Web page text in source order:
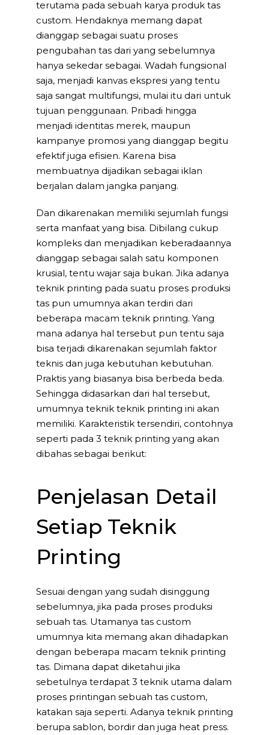
terutama pada sebuah karya produk tas
custom. Hendaknya memang dapat
dianggap sebagai suatu proses
pengubahan tas dari yang sebelumnya
hanya sekedar sebagai. Wadah fungsional
saja, menjadi kanvas ekspresi yang tentu
saja sangat multifungsi, mulai itu dari untuk
tujuan penggunaan. Pribadi hingga
menjadi identitas merek, maupun
kampanye promosi yang dianggap begitu
efektif juga efisien. Karena bisa
membuatnya dijadikan sebagai iklan
berjalan dalam jangka panjang.
Dan dikarenakan memiliki sejumlah fungsi
serta manfaat yang bisa. Dibilang cukup
kompleks dan menjadikan keberadaannya
dianggap sebagai salah satu komponen
krusial, tentu wajar saja bukan. Jika adanya
teknik printing pada suatu proses produksi
tas pun umumnya akan terdiri dari
beberapa macam teknik printing. Yang
mana adanya hal tersebut pun tentu saja
bisa terjadi dikarenakan sejumlah faktor
teknis dan juga kebutuhan kebutuhan.
Praktis yang biasanya bisa berbeda beda.
Sehingga didasarkan dari hal tersebut,
umumnya teknik teknik printing ini akan
memiliki. Karakteristik tersendiri, contohnya
seperti pada 3 teknik printing yang akan
dibahas sebagai berikut:
Penjelasan Detail
Setiap Teknik
Printing
Sesuai dengan yang sudah disinggung
sebelumnya, jika pada proses produksi
sebuah tas. Utamanya tas custom
umumnya kita memang akan dihadapkan
dengan beberapa macam teknik printing
tas. Dimana dapat diketahui jika
sebetulnya terdapat 3 teknik utama dalam
proses printingan sebuah tas custom,
katakan saja seperti. Adanya teknik printing
berupa sablon, bordir dan juga heat press.